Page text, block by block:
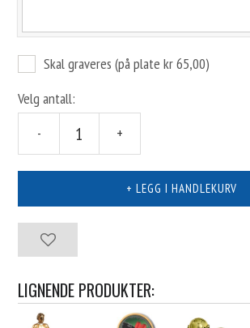
Skal graveres (på plate kr 65,00)
Velg antall:
- +
LIGNENDE PRODUKTER: